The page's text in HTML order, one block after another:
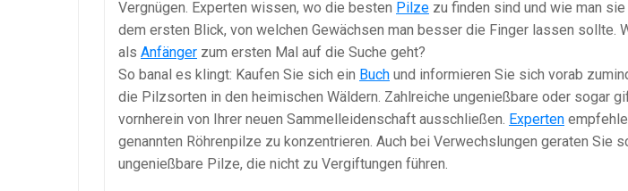
Vergnügen. Experten wissen, wo die besten Pilze zu finden sind und wie man
dem ersten Blick, von welchen Gewächsen man besser die Finger lassen sollte.
als Anfänger zum ersten Mal auf die Suche geht?
So banal es klingt: Kaufen Sie sich ein Buch und informieren Sie sich vorab
die Pilzsorten in den heimischen Wäldern. Zahlreiche ungenießbare oder sogar
vornherein von Ihrer neuen Sammelleidenschaft ausschließen. Experten
genannten Röhrenpilze zu konzentrieren. Auch bei Verwechslungen geraten Sie
ungenießbare Pilze, die nicht zu Vergiftungen führen.